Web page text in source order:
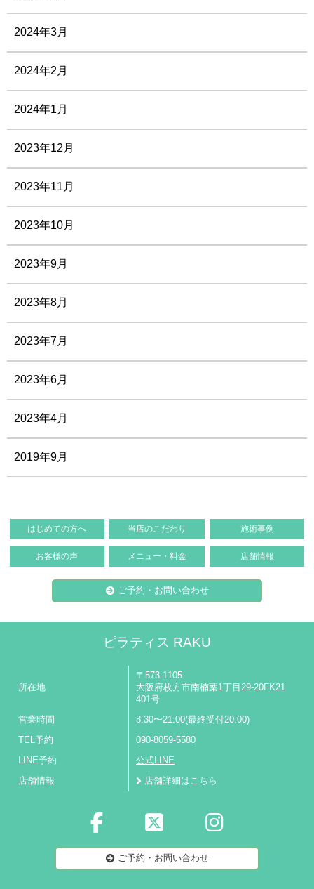
2024年3月
2024年2月
2024年1月
2023年12月
2023年11月
2023年10月
2023年9月
2023年8月
2023年7月
2023年6月
2023年4月
2019年9月
はじめての方へ 当店のこだわり 施術事例
お客様の声 メニュー・料金 店舗情報
ご予約・お問い合わせ
ピラティス RAKU
所在地
〒573-1105
大阪府枚方市南楠葉1丁目29-20FK21
401号
営業時間 8:30〜21:00(最終受付20:00)
TEL予約 090-8059-5580
LINE予約 公式LINE
店舗情報 店舗詳細はこちら
ご予約・お問い合わせ